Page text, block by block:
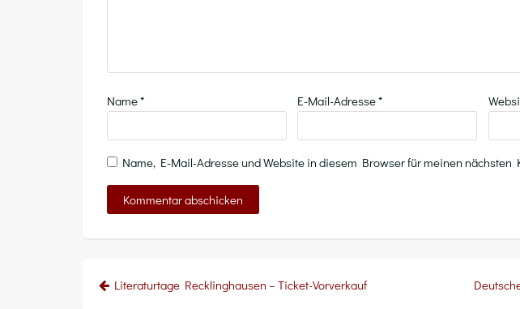
Name* E-Mail-Adresse*
Name, E-Mail-Adresse und Website in diesem Browser für meinen nächsten
Beitragsnavigation
Literaturtage Recklinghausen – Ticket-Vorverkauf